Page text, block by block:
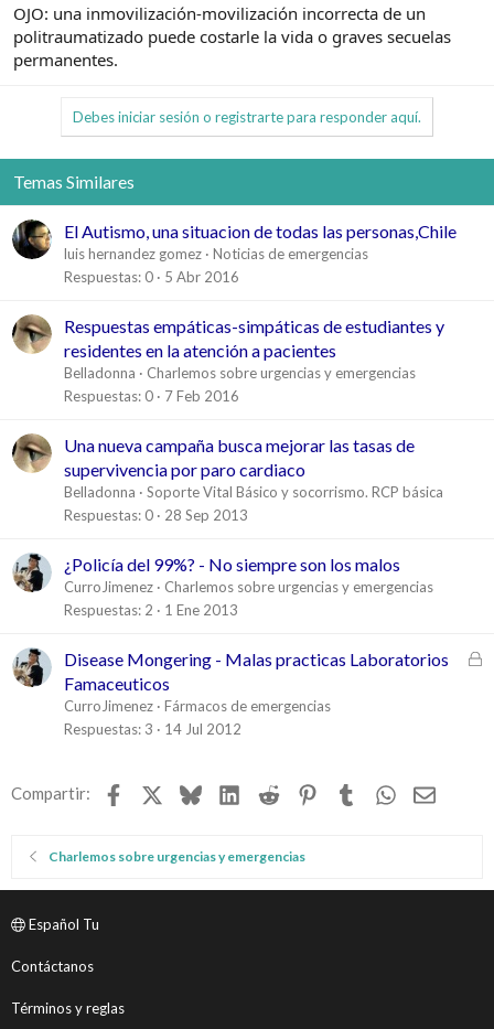
OJO: una inmovilización-movilización incorrecta de un
politraumatizado puede costarle la vida o graves secuelas
permanentes.
Debes iniciar sesión o registrarte para responder aquí.
Temas Similares
El Autismo, una situacion de todas las personas,Chile
luis hernandez gomez
Noticias de emergencias
Respuestas 0 5 Abr 2016
Respuestas empáticas-simpáticas de estudiantes y
residentes en la atención a pacientes
Belladonna
Charlemos sobre urgencias y emergencias
Respuestas 0 7 Feb 2016
Una nueva campaña busca mejorar las tasas de
supervivencia por paro cardiaco
Belladonna
Soporte Vital Básico y socorrismo. RCP básica
Respuestas 0 28 Sep 2013
¿Policía del 99%? - No siempre son los malos
CurroJimenez
Charlemos sobre urgencias y emergencias
Respuestas 2 1 Ene 2013
C
Disease Mongering - Malas practicas Laboratorios
Famaceuticos
CurroJimenez
Fármacos de emergencias
Respuestas 3 14 Jul 2012
Compartir: Facebook BlueskyLinkedIn
Reddit Pinterest
TumblrWhatsApp
Email
Charlemos sobre urgencias y emergencias
Español Tu
Contáctanos
Términos y reglas